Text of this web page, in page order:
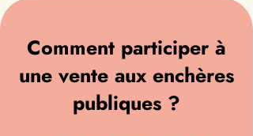
Comment participer à
une vente aux enchères
publiques ?